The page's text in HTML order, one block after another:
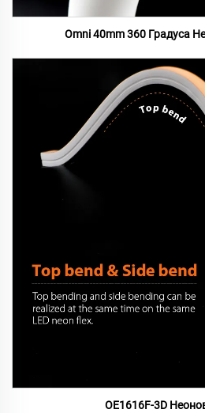
Omni 40mm 360 Градуса
OE1616F-3D